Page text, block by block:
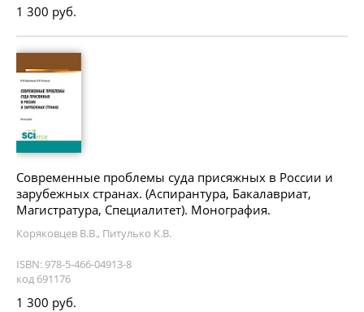
1 300 руб.
Современные проблемы суда присяжных в России и
зарубежных странах. (Аспирантура, Бакалавриат,
Магистратура, Специалитет). Монография.
Коряковцев В.В., Питулько К.В.
ISBN: 978-5-466-04913-8
код 691176
1 300 руб.